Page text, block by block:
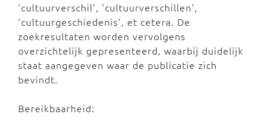
'cultuurverschil', 'cultuurverschillen',
'cultuurgeschiedenis', et cetera. De
zoekresultaten worden vervolgens
overzichtelijk gepresenteerd, waarbij duidelijk
staat aangegeven waar de publicatie zich
bevindt.
Bereikbaarheid: